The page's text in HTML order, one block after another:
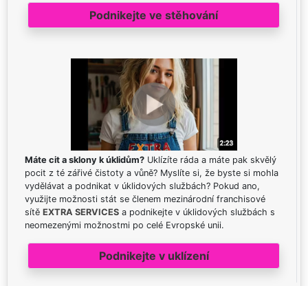
Podnikejte ve stěhování
Máte cit a sklony k úklidům? Uklízíte ráda a máte pak skvělý
pocit z té zářivé čistoty a vůně? Myslíte si, že byste si mohla
vydělávat a podnikat v úklidových službách? Pokud ano,
využijte možnosti stát se členem mezinárodní franchisové
sítě EXTRA SERVICES a podnikejte v úklidových službách s
neomezenými možnostmi po celé Evropské unii.
Podnikejte v uklízení